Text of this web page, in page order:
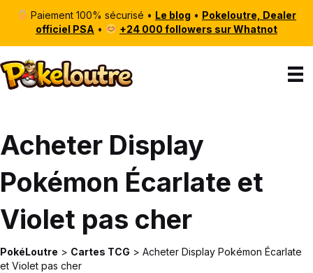
Paiement 100% sécurisé • Le blog • Pokeloutre, Dealer
officiel PSA • +24 000 followers sur Whatnot
Acheter Display
Pokémon Écarlate et
Violet pas cher
PokéLoutre > Cartes TCG > Acheter Display Pokémon Écarlate
et Violet pas cher